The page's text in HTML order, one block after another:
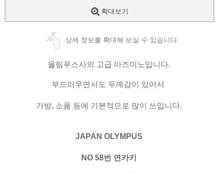
확대보기
상세 정보를 확대해 보실 수 있습니다
올림푸스사의 고급 아즈미노입니다.
부드러우면서도 두께감이 있어서
가방, 소품 등에 기본적으로 많이 쓰입니다.
JAPAN OLYMPUS
NO 58번 연카키